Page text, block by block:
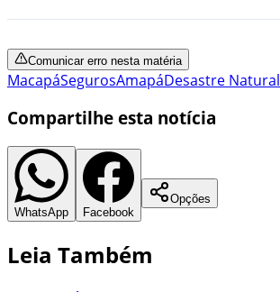
Comunicar erro nesta matéria
MacapáSegurosAmapáDesastre Natural
Compartilhe esta notícia
WhatsApp Facebook
Opções
Leia Também